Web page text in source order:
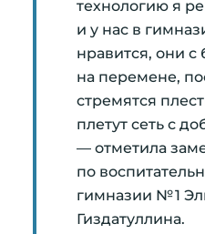
технологию я
и у нас в
нравится, они
на перемене,
стремятся
плетут сеть с
— отметила
по
гимназии № 1
Гиздатуллина.